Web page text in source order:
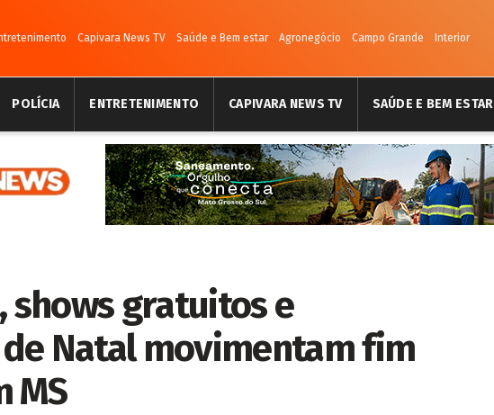
Capivara News TV Saúde e Bem estar Agronegócio Campo Grande Interior
POLÍCIA ENTRETENIMENTO CAPIVARA NEWS TV SAÚDE E BEM ESTAR
shows gratuitos e
Natal movimentam fim
MS